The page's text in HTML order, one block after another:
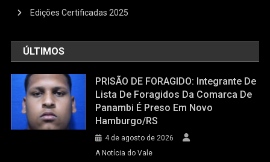
Edições Certificadas 2025
ÚLTIMOS
PRISÃO DE FORAGIDO: Integrante De
Lista De Foragidos Da Comarca De
Panambi É Preso Em Novo
Hamburgo/RS
4 de agosto de 2026
A Notícia do Vale